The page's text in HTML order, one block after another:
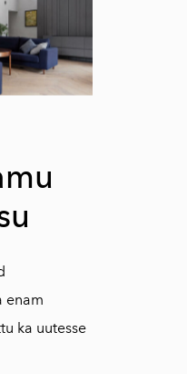
enam
ka uutesse